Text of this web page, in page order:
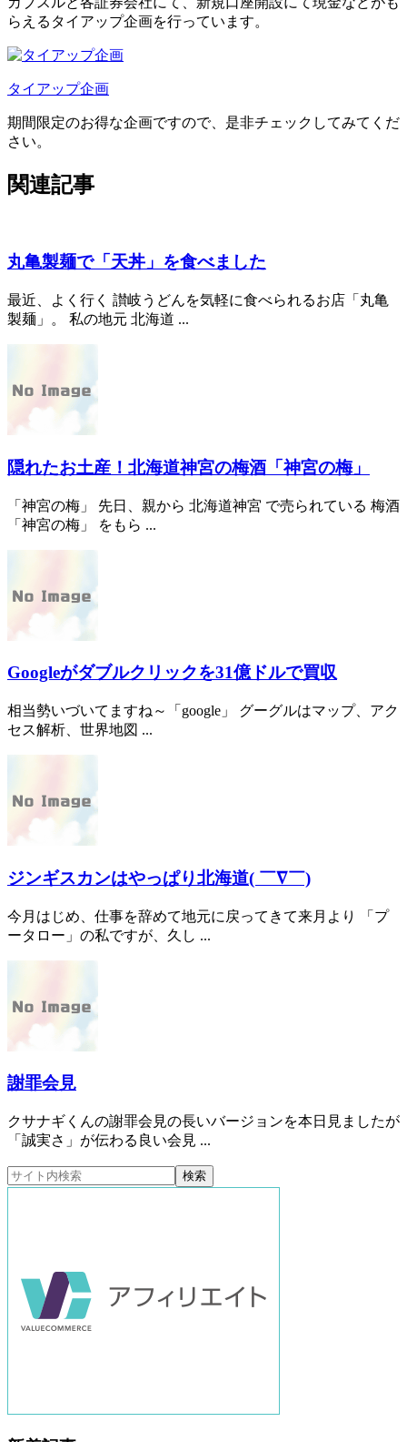
らえるタイアップ企画を行っています。
タイアップ企画
期間限定のお得な企画ですので、是非チェックしてみてくだ
さい。
関連記事
丸亀製麺で「天丼」を食べました
最近、よく行く 讃岐うどんを気軽に食べられるお店「丸亀
製麺」。 私の地元 北海道 ...
隠れたお土産！北海道神宮の梅酒「神宮の梅」
「神宮の梅」 先日、親から 北海道神宮 で売られている 梅酒
「神宮の梅」 をもら ...
Googleがダブルクリックを31億ドルで買収
相当勢いづいてますね～「google」 グーグルはマップ、アク
セス解析、世界地図 ...
ジンギスカンはやっぱり北海道( ￣∇￣)
今月はじめ、仕事を辞めて地元に戻ってきて来月より 「プ
ータロー」の私ですが、久し ...
謝罪会見
クサナギくんの謝罪会見の長いバージョンを本日見ましたが
「誠実さ」が伝わる良い会見 ...